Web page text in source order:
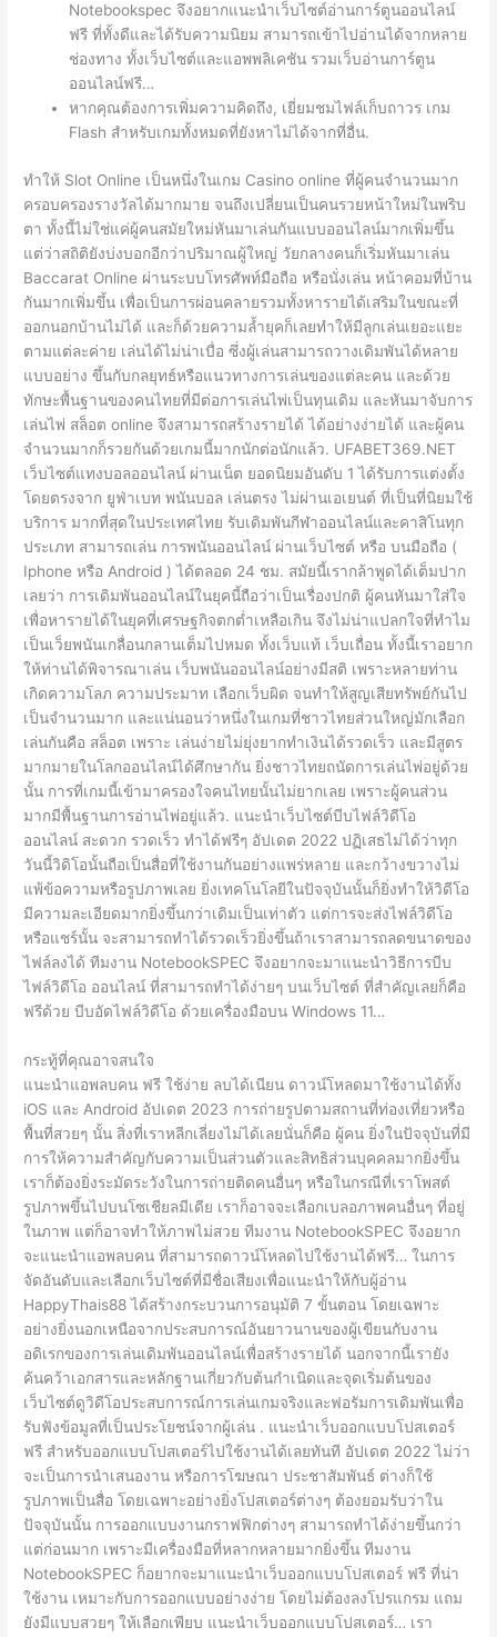
Notebookspec จึงอยากแนะนำเว็บไซต์อ่านการ์ตูนออนไลน์
ฟรี ที่ทั้งดีและได้รับความนิยม สามารถเข้าไปอ่านได้จากหลาย
ช่องทาง ทั้งเว็บไซต์และแอพพลิเคชัน รวมเว็บอ่านการ์ตูน
ออนไลน์ฟรี…
หากคุณต้องการเพิ่มความคิดถึง, เยี่ยมชมไฟล์เก็บถาวร เกม
Flash สำหรับเกมทั้งหมดที่ยังหาไม่ได้จากที่อื่น.
ทำให้ Slot Online เป็นหนึ่งในเกม Casino online ที่ผู้คนจำนวนมาก
ครอบครองรางวัลได้มากมาย จนถึงเปลี่ยนเป็นคนรวยหน้าใหม่ในพริบ
ตา ทั้งนี้ไม่ใช่แค่ผู้คนสมัยใหม่หันมาเล่นกันแบบออนไลน์มากเพิ่มขึ้น
แต่ว่าสถิติยังบ่งบอกอีกว่าปริมาณผู้ใหญ่ วัยกลางคนก็เริ่มหันมาเล่น
Baccarat Online ผ่านระบบโทรศัพท์มือถือ หรือนั่งเล่น หน้าคอมที่บ้าน
กันมากเพิ่มขึ้น เพื่อเป็นการผ่อนคลายรวมทั้งหารายได้เสริมในขณะที่
ออกนอกบ้านไม่ได้ และก็ด้วยความล้ำยุคก็เลยทำให้มีลูกเล่นเยอะแยะ
ตามแต่ละค่าย เล่นได้ไม่น่าเบื่อ ซึ่งผู้เล่นสามารถวางเดิมพันได้หลาย
แบบอย่าง ขึ้นกับกลยุทธ์หรือแนวทางการเล่นของแต่ละคน และด้วย
ทักษะพื้นฐานของคนไทยที่มีต่อการเล่นไพ่เป็นทุนเดิม และหันมาจับการ
เล่นไพ่ สล็อต online จึงสามารถสร้างรายได้ ได้อย่างง่ายได้ และผู้คน
จำนวนมากก็รวยกันด้วยเกมนี้มากนักต่อนักแล้ว. UFABET369.NET
เว็บไซต์แทงบอลออนไลน์ ผ่านเน็ต ยอดนิยมอันดับ 1 ได้รับการแต่งตั้ง
โดยตรงจาก ยูฟ่าเบท พนันบอล เล่นตรง ไม่ผ่านเอเยนต์ ที่เป็นที่นิยมใช้
บริการ มากที่สุดในประเทศไทย รับเดิมพันกีฬาออนไลน์และคาสิโนทุก
ประเภท สามารถเล่น การพนันออนไลน์ ผ่านเว็บไซต์ หรือ บนมือถือ (
Iphone หรือ Android ) ได้ตลอด 24 ชม. สมัยนี้เรากล้าพูดได้เต็มปาก
เลยว่า การเดิมพันออนไลน์ในยุคนี้ถือว่าเป็นเรื่องปกติ ผู้คนหันมาใส่ใจ
เพื่อหารายได้ในยุคที่เศรษฐกิจตกต่ำเหลือเกิน จึงไม่น่าแปลกใจที่ทำไม
เป็นเว็ยพนันเกลื่อนกลานเต็มไปหมด ทั้งเว็บแท้ เว็บเถื่อน ทั้งนี้เราอยาก
ให้ท่านได้พิจารณาเล่น เว็บพนันออนไลน์อย่างมีสติ เพราะหลายท่าน
เกิดความโลภ ความประมาท เลือกเว็บผิด จนทำให้สูญเสียทรัพย์กันไป
เป็นจำนวนมาก และแน่นอนว่าหนึ่งในเกมที่ชาวไทยส่วนใหญ่มักเลือก
เล่นกันคือ สล็อต เพราะ เล่นง่ายไม่ยุ่งยากทำเงินได้รวดเร็ว และมีสูตร
มากมายในโลกออนไลน์ได้ศึกษากัน ยิ่งชาวไทยถนัดการเล่นไพ่อยู่ด้วย
นั้น การที่เกมนี้เข้ามาครองใจคนไทยนั้นไม่ยากเลย เพราะผู้คนส่วน
มากมีพื้นฐานการอ่านไพ่อยู่แล้ว. แนะนำเว็บไซต์บีบไฟล์วิดีโอ
ออนไลน์ สะดวก รวดเร็ว ทำได้ฟรีๆ อัปเดต 2022 ปฏิเสธไม่ได้ว่าทุก
วันนี้วิดิโอนั้นถือเป็นสื่อที่ใช้งานกันอย่างแพร่หลาย และกว้างขวางไม่
แพ้ข้อความหรือรูปภาพเลย ยิ่งเทคโนโลยีในปัจจุบันนั้นก็ยิ่งทำให้วิดีโอ
มีความละเอียดมากยิ่งขึ้นกว่าเดิมเป็นเท่าตัว แต่การจะส่งไฟล์วิดีโอ
หรือแชร์นั้น จะสามารถทำได้รวดเร็วยิ่งขึ้นถ้าเราสามารถลดขนาดของ
ไฟล์ลงได้ ทีมงาน NotebookSPEC จึงอยากจะมาแนะนำวิธีการบีบ
ไฟล์วิดีโอ ออนไลน์ ที่สามารถทำได้ง่ายๆ บนเว็บไซต์ ที่สำคัญเลยก็คือ
ฟรีด้วย บีบอัดไฟล์วิดีโอ ด้วยเครื่องมือบน Windows 11…
กระทู้ที่คุณอาจสนใจ
แนะนำแอพลบคน ฟรี ใช้ง่าย ลบได้เนียน ดาวน์โหลดมาใช้งานได้ทั้ง
iOS และ Android อัปเดต 2023 การถ่ายรูปตามสถานที่ท่องเที่ยวหรือ
พื้นที่สวยๆ นั้น สิ่งที่เราหลีกเลี่ยงไม่ได้เลยนั่นก็คือ ผู้คน ยิ่งในปัจจุบันที่มี
การให้ความสำคัญกับความเป็นส่วนตัวและสิทธิส่วนบุคคลมากยิ่งขึ้น
เราก็ต้องยิ่งระมัดระวังในการถ่ายติดคนอื่นๆ หรือในกรณีที่เราโพสต์
รูปภาพขึ้นไปบนโซเชียลมีเดีย เราก็อาจจะเลือกเบลอภาพคนอื่นๆ ที่อยู่
ในภาพ แต่ก็อาจทำให้ภาพไม่สวย ทีมงาน NotebookSPEC จึงอยาก
จะแนะนำแอพลบคน ที่สามารถดาวน์โหลดไปใช้งานได้ฟรี… ในการ
จัดอันดับและเลือกเว็บไซต์ที่มีชื่อเสียงเพื่อแนะนำให้กับผู้อ่าน
HappyThais88 ได้สร้างกระบวนการอนุมัติ 7 ขั้นตอน โดยเฉพาะ
อย่างยิ่งนอกเหนือจากประสบการณ์อันยาวนานของผู้เขียนกับงาน
อดิเรกของการเล่นเดิมพันออนไลน์เพื่อสร้างรายได้ นอกจากนี้เรายัง
ค้นคว้าเอกสารและหลักฐานเกี่ยวกับต้นกำเนิดและจุดเริ่มต้นของ
เว็บไซต์ดูวิดีโอประสบการณ์การเล่นเกมจริงและฟอรัมการเดิมพันเพื่อ
รับฟังข้อมูลที่เป็นประโยชน์จากผู้เล่น . แนะนำเว็บออกแบบโปสเตอร์
ฟรี สำหรับออกแบบโปสเตอร์ไปใช้งานได้เลยทันที อัปเดต 2022 ไม่ว่า
จะเป็นการนำเสนองาน หรือการโฆษณา ประชาสัมพันธ์ ต่างก็ใช้
รูปภาพเป็นสื่อ โดยเฉพาะอย่างยิ่งโปสเตอร์ต่างๆ ต้องยอมรับว่าใน
ปัจจุบันนั้น การออกแบบงานกราฟฟิกต่างๆ สามารถทำได้ง่ายขึ้นกว่า
แต่ก่อนมาก เพราะมีเครื่องมือที่หลากหลายมากยิ่งขึ้น ทีมงาน
NotebookSPEC ก็อยากจะมาแนะนำเว็บออกแบบโปสเตอร์ ฟรี ที่น่า
ใช้งาน เหมาะกับการออกแบบอย่างง่าย โดยไม่ต้องลงโปรแกรม แถม
ยังมีแบบสวยๆ ให้เลือกเพียบ แนะนำเว็บออกแบบโปสเตอร์… เรา